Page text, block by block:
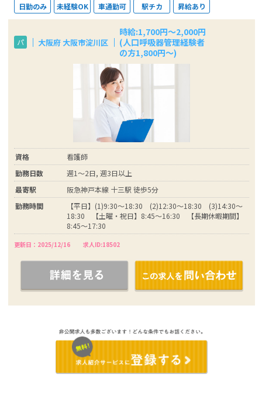
日勤のみ 未経験OK 車通勤可 駅チカ 昇給あり
パ 大阪府 大阪市淀川区
時給:1,700円～2,000円
(人口呼吸器管理経験者
の方1,800円～)
資格
看護師
勤務日数
週1～2日, 週3日以上
最寄駅
阪急神戸本線 十三駅 徒歩5分
勤務時間
【平日】(1)9:30～18:30 (2)12:30～18:30 (3)14:30～
18:30 【土曜・祝日】8:45～16:30 【長期休暇期間】
8:45～17:30
更新日：2025/12/16 求人ID:18502